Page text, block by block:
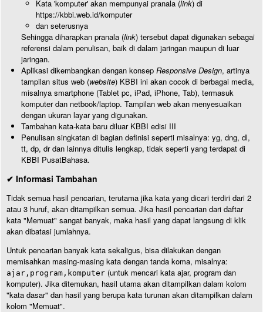
Kata 'komputer' akan mempunyai pranala (link) di
https://kbbi.web.id/komputer
dan seterusnya
Sehingga diharapkan pranala (link) tersebut dapat digunakan sebagai
referensi dalam penulisan, baik di dalam jaringan maupun di luar
jaringan.
Aplikasi dikembangkan dengan konsep Responsive Design, artinya
tampilan situs web (website) KBBI ini akan cocok di berbagai media,
misalnya smartphone (Tablet pc, iPad, iPhone, Tab), termasuk
komputer dan netbook/laptop. Tampilan web akan menyesuaikan
dengan ukuran layar yang digunakan.
Tambahan kata-kata baru diluar KBBI edisi III
Penulisan singkatan di bagian definisi seperti misalnya: yg, dng, dl,
tt, dp, dr dan lainnya ditulis lengkap, tidak seperti yang terdapat di
KBBI PusatBahasa.
✔ Informasi Tambahan
Tidak semua hasil pencarian, terutama jika kata yang dicari terdiri dari 2
atau 3 huruf, akan ditampilkan semua. Jika hasil pencarian dari daftar
kata "Memuat" sangat banyak, maka hasil yang dapat langsung di klik
akan dibatasi jumlahnya.
Untuk pencarian banyak kata sekaligus, bisa dilakukan dengan
memisahkan masing-masing kata dengan tanda koma, misalnya:
ajar,program,komputer (untuk mencari kata ajar, program dan
komputer). Jika ditemukan, hasil utama akan ditampilkan dalam kolom
"kata dasar" dan hasil yang berupa kata turunan akan ditampilkan dalam
kolom "Memuat".